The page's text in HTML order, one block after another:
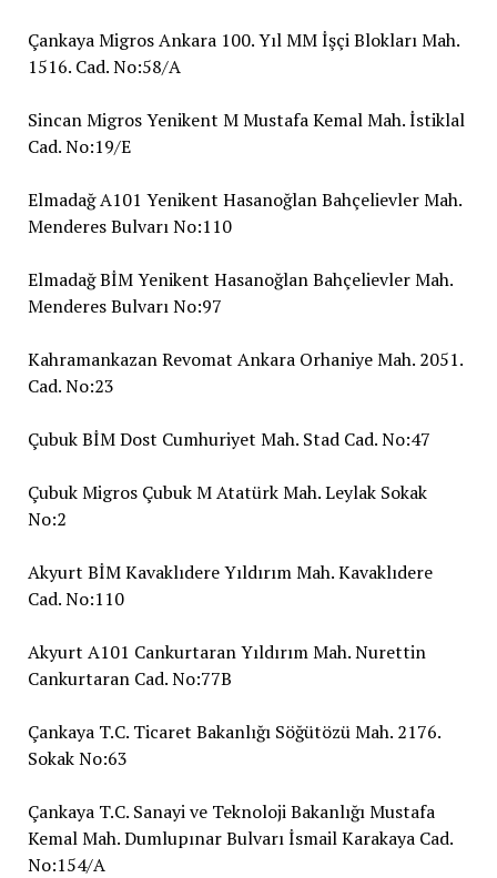
Çankaya Migros Ankara 100. Yıl MM İşçi Blokları Mah.
1516. Cad. No:58/A
Sincan Migros Yenikent M Mustafa Kemal Mah. İstiklal
Cad. No:19/E
Elmadağ A101 Yenikent Hasanoğlan Bahçelievler Mah.
Menderes Bulvarı No:110
Elmadağ BİM Yenikent Hasanoğlan Bahçelievler Mah.
Menderes Bulvarı No:97
Kahramankazan Revomat Ankara Orhaniye Mah. 2051.
Cad. No:23
Çubuk BİM Dost Cumhuriyet Mah. Stad Cad. No:47
Çubuk Migros Çubuk M Atatürk Mah. Leylak Sokak
No:2
Akyurt BİM Kavaklıdere Yıldırım Mah. Kavaklıdere
Cad. No:110
Akyurt A101 Cankurtaran Yıldırım Mah. Nurettin
Cankurtaran Cad. No:77B
Çankaya T.C. Ticaret Bakanlığı Söğütözü Mah. 2176.
Sokak No:63
Çankaya T.C. Sanayi ve Teknoloji Bakanlığı Mustafa
Kemal Mah. Dumlupınar Bulvarı İsmail Karakaya Cad.
No:154/A